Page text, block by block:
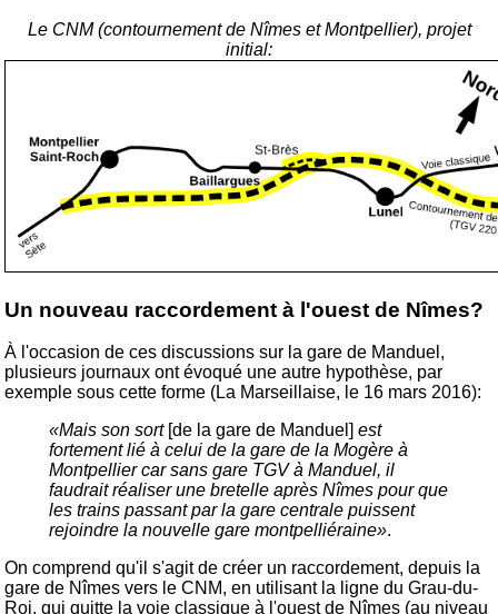
Le CNM (contournement de Nîmes et Montpellier), projet
initial:
Un nouveau raccordement à l'ouest de Nîmes?
À l'occasion de ces discussions sur la gare de Manduel,
plusieurs journaux ont évoqué une autre hypothèse, par
exemple sous cette forme (La Marseillaise, le 16 mars 2016):
«Mais son sort [de la gare de Manduel] est
fortement lié à celui de la gare de la Mogère à
Montpellier car sans gare TGV à Manduel, il
faudrait réaliser une bretelle après Nîmes pour que
les trains passant par la gare centrale puissent
rejoindre la nouvelle gare montpelliéraine».
On comprend qu'il s'agit de créer un raccordement, depuis la
gare de Nîmes vers le CNM, en utilisant la ligne du Grau-du-
Roi, qui quitte la voie classique à l'ouest de Nîmes (au niveau